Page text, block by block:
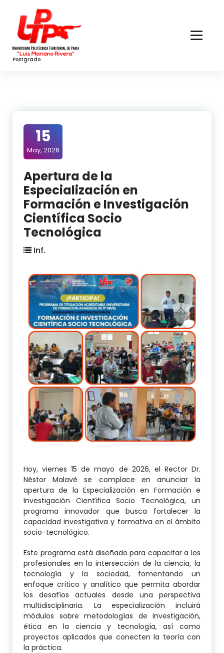
Content
Postgrado
15
May, 2026
Apertura de la
Especialización en
Formación e Investigación
Científica Socio
Tecnológica
Inf.
Hoy, viernes 15 de mayo de 2026, el Rector Dr.
Néstor Malavè se complace en anunciar la
apertura de la Especialización en Formación e
Investigación Científica Socio Tecnológica, un
programa innovador que busca fortalecer la
capacidad investigativa y formativa en el ámbito
socio-tecnológico.
Este programa está diseñado para capacitar a los
profesionales en la intersección de la ciencia, la
tecnología y la sociedad, fomentando un
enfoque crítico y analítico que permita abordar
los desafíos actuales desde una perspectiva
multidisciplinaria. La especialización incluirá
módulos sobre metodologías de investigación,
ética en la ciencia y tecnología, así como
proyectos aplicados que conecten la teoría con
la práctica.